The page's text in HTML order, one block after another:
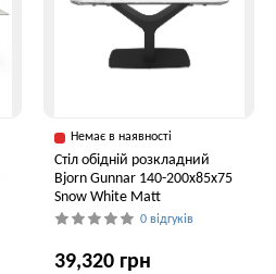
Немає в наявності
Стіл обідній розкладний
Bjorn Gunnar 140-200х85х75
Snow White Matt
0 відгуків
39,320 грн